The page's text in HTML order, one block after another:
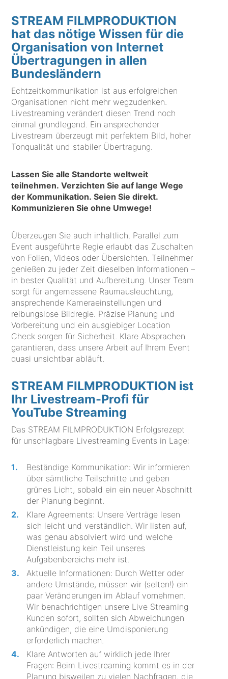
STREAM FILMPRODUKTION
hat das nötige Wissen für die
Organisation von Internet
Übertragungen in allen
Bundesländern
Echtzeitkommunikation ist aus erfolgreichen
Organisationen nicht mehr wegzudenken.
Livestreaming verändert diesen Trend noch
einmal grundlegend. Ein ansprechender
Livestream überzeugt mit perfektem Bild, hoher
Tonqualität und stabiler Übertragung.
Lassen Sie alle Standorte weltweit
teilnehmen. Verzichten Sie auf lange Wege
der Kommunikation. Seien Sie direkt.
Kommunizieren Sie ohne Umwege!
Überzeugen Sie auch inhaltlich. Parallel zum
Event ausgeführte Regie erlaubt das Zuschalten
von Folien, Videos oder Übersichten. Teilnehmer
genießen zu jeder Zeit dieselben Informationen –
in bester Qualität und Aufbereitung. Unser Team
sorgt für angemessene Raumausleuchtung,
ansprechende Kameraeinstellungen und
reibungslose Bildregie. Präzise Planung und
Vorbereitung und ein ausgiebiger Location
Check sorgen für Sicherheit. Klare Absprachen
garantieren, dass unsere Arbeit auf Ihrem Event
quasi unsichtbar abläuft.
STREAM FILMPRODUKTION ist
Ihr Livestream-Profi für
YouTube Streaming
Das STREAM FILMPRODUKTION Erfolgsrezept
für unschlagbare Livestreaming Events in Lage:
Beständige Kommunikation: Wir informieren
über sämtliche Teilschritte und geben
grünes Licht, sobald ein ein neuer Abschnitt
der Planung beginnt.
Klare Agreements: Unsere Verträge lesen
sich leicht und verständlich. Wir listen auf,
was genau absolviert wird und welche
Dienstleistung kein Teil unseres
Aufgabenbereichs mehr ist.
Aktuelle Informationen: Durch Wetter oder
andere Umstände, müssen wir (selten!) ein
paar Veränderungen im Ablauf vornehmen.
Wir benachrichtigen unsere Live Streaming
Kunden sofort, sollten sich Abweichungen
ankündigen, die eine Umdisponierung
erforderlich machen.
Klare Antworten auf wirklich jede Ihrer
Fragen: Beim Livestreaming kommt es in der
Planung bisweilen zu vielen Nachfragen, die